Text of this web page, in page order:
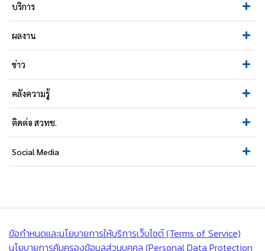
บริการ
ผลงาน
ข่าว
คลังความรู้
ติดต่อ สวทช.
Social Media
ข้อกำหนดและนโยบายการให้บริการเว็บไซต์ (Terms of Service)
นโยบายการคุ้มครองข้อมูลส่วนบุคคล (Personal Data Protection